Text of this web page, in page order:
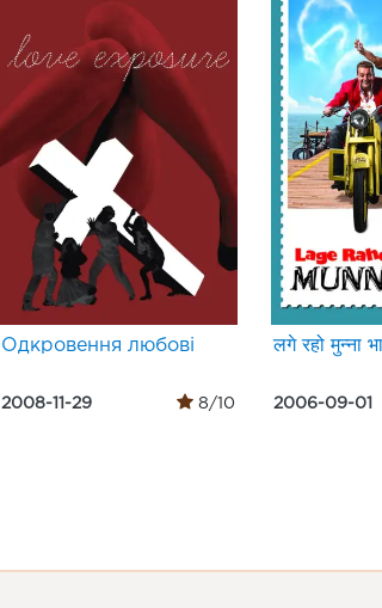
Одкровення любові
2008-11-29 8/10
लगे रहो मुन्ना
2006-09-01